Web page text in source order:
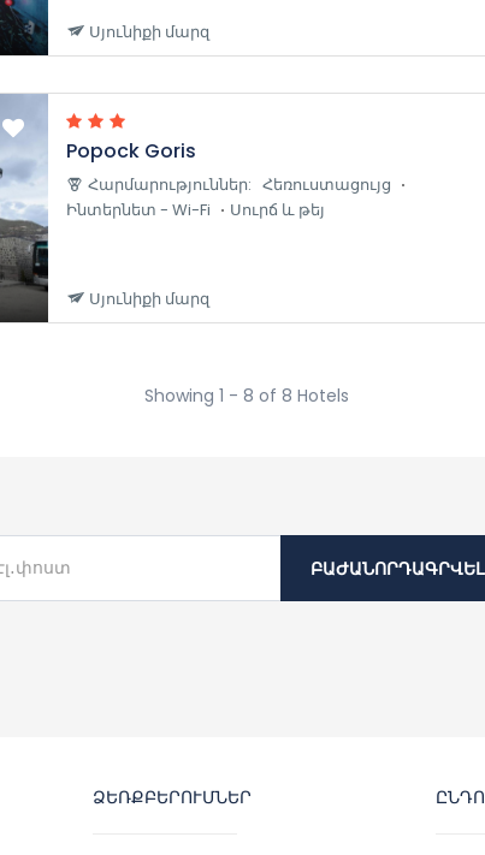
Սյունիքի մարզ
Popock Goris
Հարմարություններ: Հեռուստացույց
Ինտերնետ - Wi-Fi
Սուրճ և թեյ
Սյունիքի մարզ
Showing 1 - 8 of 8 Hotels
ԲԱԺԱՆՈՐԴԱԳՐՎԵԼ
ՁԵՌՔԲԵՐՈՒՄՆԵՐ